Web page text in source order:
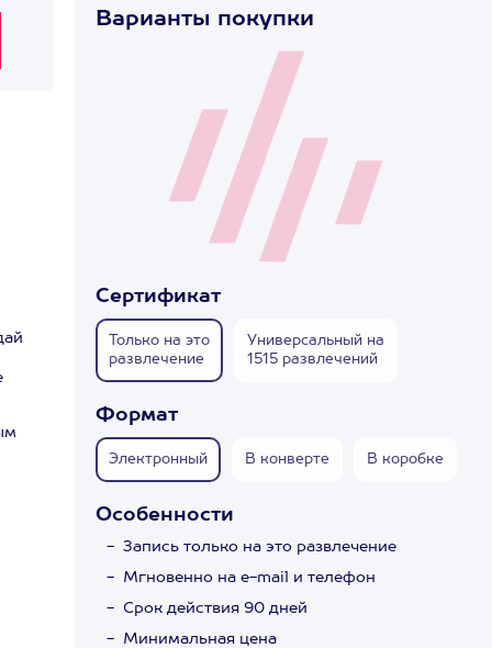
Варианты покупки
Сертификат
Только на это
развлечение
Универсальный на
1515 развлечений
Формат
Электронный В конверте В коробке
Особенности
Запись только на это развлечение
Мгновенно на e-mail и телефон
Срок действия 90 дней
Минимальная цена